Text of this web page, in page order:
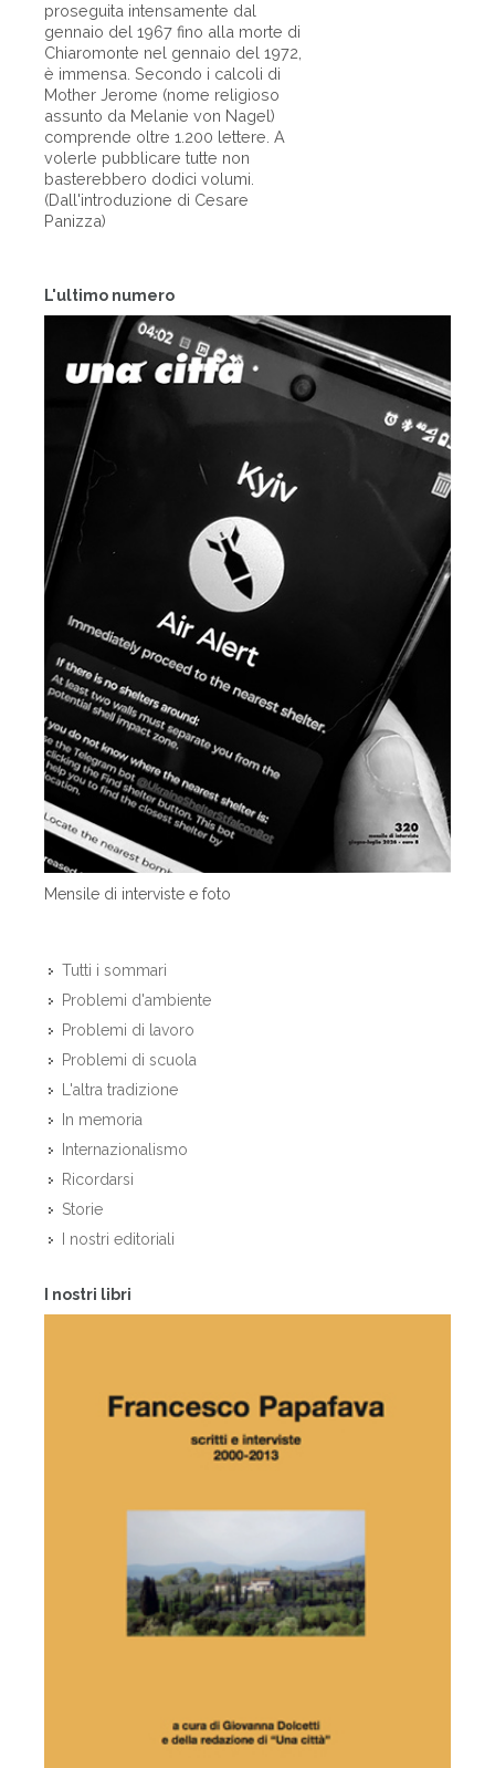
L'ultimo numero
Mensile di interviste e foto
Tutti i sommari
Problemi d'ambiente
Problemi di lavoro
Problemi di scuola
L'altra tradizione
In memoria
Internazionalismo
Ricordarsi
Storie
I nostri editoriali
I nostri libri
proseguita intensamente dal
gennaio del 1967 fino alla morte di
Chiaromonte nel gennaio del 1972,
è immensa. Secondo i calcoli di
Mother Jerome (nome religioso
assunto da Melanie von Nagel)
comprende oltre 1.200 lettere. A
volerle pubblicare tutte non
basterebbero dodici volumi.
(Dall'introduzione di Cesare
Panizza)